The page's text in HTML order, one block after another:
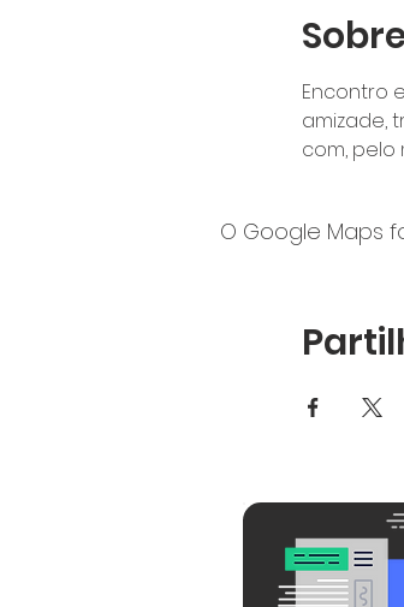
Encontro
amizade,
com, pelo
O Google Maps